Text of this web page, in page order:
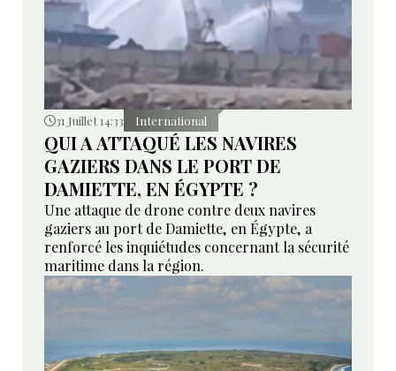
31 Juillet 14:33 International
QUI A ATTAQUÉ LES NAVIRES
GAZIERS DANS LE PORT DE
DAMIETTE, EN ÉGYPTE ?
Une attaque de drone contre deux navires
gaziers au port de Damiette, en Égypte, a
renforcé les inquiétudes concernant la sécurité
maritime dans la région.